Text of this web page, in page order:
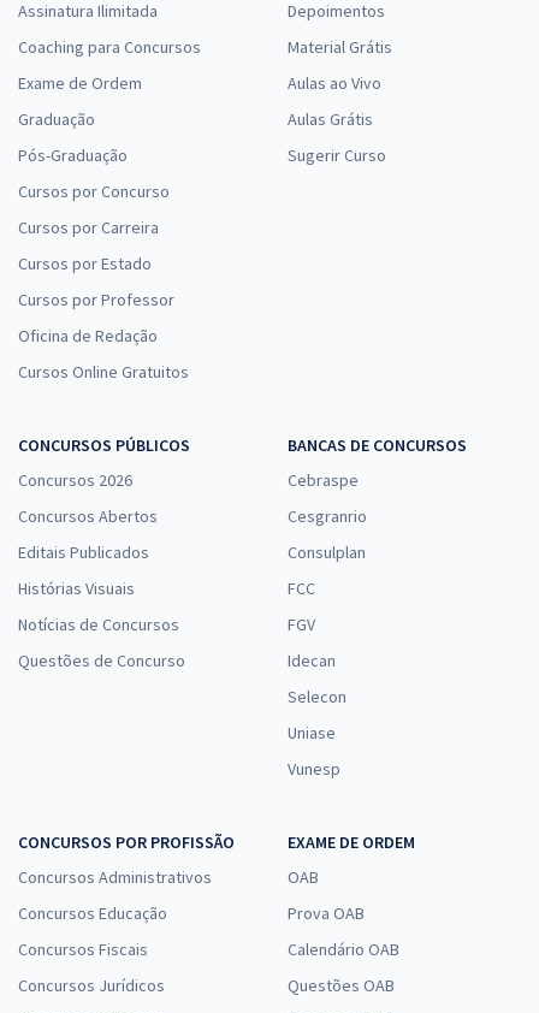
Assinatura Ilimitada
Coaching para Concursos
Exame de Ordem
Graduação
Pós-Graduação
Cursos por Concurso
Cursos por Carreira
Cursos por Estado
Cursos por Professor
Oficina de Redação
Cursos Online Gratuitos
Depoimentos
Material Grátis
Aulas ao Vivo
Aulas Grátis
Sugerir Curso
CONCURSOS PÚBLICOS
Concursos 2026
Concursos Abertos
Editais Publicados
Histórias Visuais
Notícias de Concursos
Questões de Concurso
BANCAS DE CONCURSOS
Cebraspe
Cesgranrio
Consulplan
FCC
FGV
Idecan
Selecon
Uniase
Vunesp
CONCURSOS POR PROFISSÃO
Concursos Administrativos
Concursos Educação
Concursos Fiscais
Concursos Jurídicos
EXAME DE ORDEM
OAB
Prova OAB
Calendário OAB
Questões OAB